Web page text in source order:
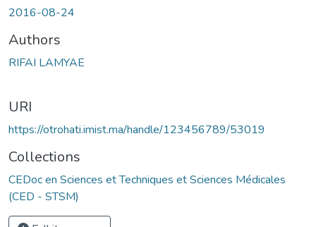
2016-08-24
Authors
RIFAI LAMYAE
URI
https://otrohati.imist.ma/handle/123456789/53019
Collections
CEDoc en Sciences et Techniques et Sciences Médicales
(CED - STSM)